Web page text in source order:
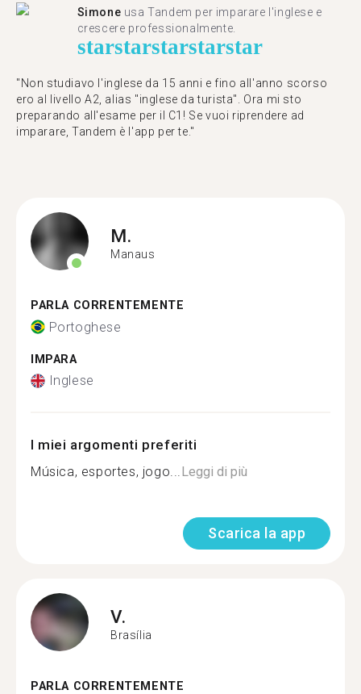
Simone usa Tandem per imparare l'inglese e
crescere professionalmente.
starstarstarstarstar
"Non studiavo l'inglese da 15 anni e fino all'anno scorso
ero al livello A2, alias "inglese da turista". Ora mi sto
preparando all'esame per il C1! Se vuoi riprendere ad
imparare, Tandem è l'app per te."
M.
Manaus
PARLA CORRENTEMENTE
Portoghese
IMPARA
Inglese
I miei argomenti preferiti
Música, esportes, jogo...Leggi di più
Scarica la app
V.
Brasília
PARLA CORRENTEMENTE